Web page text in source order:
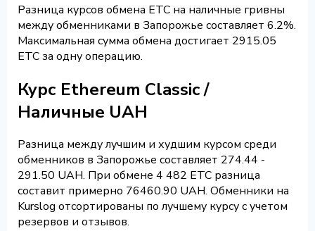
Разница курсов обмена ETC на наличные гривны
между обменниками в Запорожье составляет 6.2%.
Максимальная сумма обмена достигает 2915.05
ETC за одну операцию.
Курс Ethereum Classic /
Наличные UAH
Разница между лучшим и худшим курсом среди
обменников в Запорожье составляет 274.44 -
291.50 UAH. При обмене 4 482 ETC разница
составит примерно 76460.90 UAH. Обменники на
Kurslog отсортированы по лучшему курсу с учетом
резервов и отзывов.